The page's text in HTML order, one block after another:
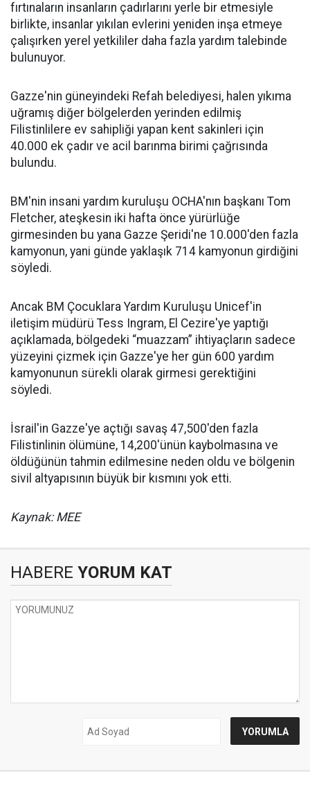
fırtınaların insanların çadırlarını yerle bir etmesiyle
birlikte, insanlar yıkılan evlerini yeniden inşa etmeye
çalışırken yerel yetkililer daha fazla yardım talebinde
bulunuyor.
Gazze'nin güneyindeki Refah belediyesi, halen yıkıma
uğramış diğer bölgelerden yerinden edilmiş
Filistinlilere ev sahipliği yapan kent sakinleri için
40.000 ek çadır ve acil barınma birimi çağrısında
bulundu.
BM'nin insani yardım kuruluşu OCHA'nın başkanı Tom
Fletcher, ateşkesin iki hafta önce yürürlüğe
girmesinden bu yana Gazze Şeridi'ne 10.000'den fazla
kamyonun, yani günde yaklaşık 714 kamyonun girdiğini
söyledi.
Ancak BM Çocuklara Yardım Kuruluşu Unicef'in
iletişim müdürü Tess Ingram, El Cezire'ye yaptığı
açıklamada, bölgedeki “muazzam” ihtiyaçların sadece
yüzeyini çizmek için Gazze'ye her gün 600 yardım
kamyonunun sürekli olarak girmesi gerektiğini
söyledi.
İsrail'in Gazze'ye açtığı savaş 47,500'den fazla
Filistinlinin ölümüne, 14,200'ünün kaybolmasına ve
öldüğünün tahmin edilmesine neden oldu ve bölgenin
sivil altyapısının büyük bir kısmını yok etti.
Kaynak: MEE
HABERE YORUM KAT